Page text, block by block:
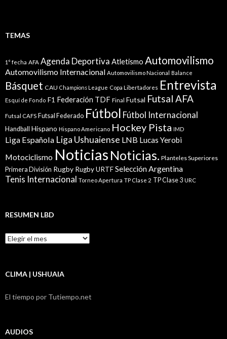
TEMAS
1° fecha AFA Agenda Deportiva Atletismo Automovilismo
Automovilismo Internacional Automovilismo Nacional Balance
Básquet CAU Champions League Copa Libertadores Entrevista
Esquí de Fondo F1 Federación TDF Final Futsal Futsal AFA
Futsal CAFS Futsal Federado Fútbol Fútbol Internacional
Handball Hispano Hispano Americano Hockey Pista IMD
Liga Española Liga Ushuaiense LNB Lucas Yerobi
Motociclismo Noticias Noticias. Planteles Superiores
Primera División Rugby Rugby URTFSelección Argentina
Tenis Internacional Torneo Apertura TP Clase 2 TP Clase 3 URC
RESUMEN LBD
Resumen
LBD
CLIMA | USHUAIA
El tiempo por Tutiempo.net
AUDIOS